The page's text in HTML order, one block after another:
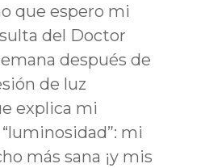
que espero mi
del Doctor
después de
de luz
explica mi
mi
más sana ¡y mis